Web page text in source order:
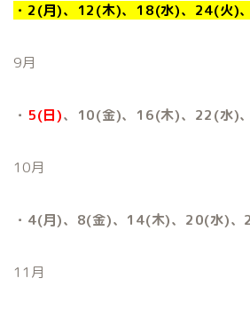
・2(月)、12(木)、18(水)、24(火)
9月
・ 5(日)、10(金)、16(木)、22(水)
10月
・4(月)、8(金)、14(木)、20(水)、
11月